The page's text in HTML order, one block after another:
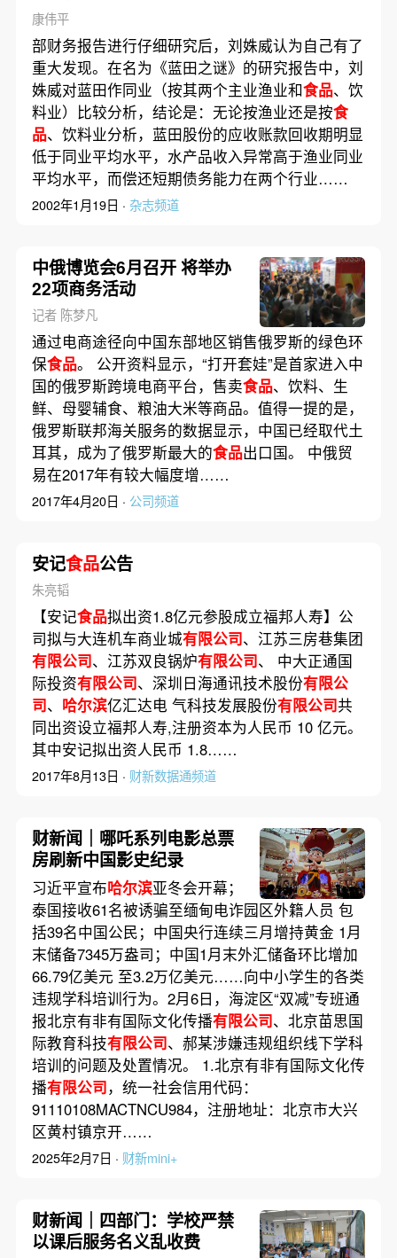
康伟平
部财务报告进行仔细研究后，刘姝威认为自己有了
重大发现。在名为《蓝田之谜》的研究报告中，刘
姝威对蓝田作同业（按其两个主业渔业和食品、饮
料业）比较分析，结论是：无论按渔业还是按食
品、饮料业分析，蓝田股份的应收账款回收期明显
低于同业平均水平，水产品收入异常高于渔业同业
平均水平，而偿还短期债务能力在两个行业……
2002年1月19日 · 杂志频道
中俄博览会6月召开 将举办
22项商务活动
记者 陈梦凡
通过电商途径向中国东部地区销售俄罗斯的绿色环
保食品。 公开资料显示，“打开套娃”是首家进入中
国的俄罗斯跨境电商平台，售卖食品、饮料、生
鲜、母婴辅食、粮油大米等商品。值得一提的是，
俄罗斯联邦海关服务的数据显示，中国已经取代土
耳其，成为了俄罗斯最大的食品出口国。 中俄贸
易在2017年有较大幅度增……
2017年4月20日 · 公司频道
安记食品公告
朱亮韬
【安记食品拟出资1.8亿元参股成立福邦人寿】公
司拟与大连机车商业城有限公司、江苏三房巷集团
有限公司、江苏双良锅炉有限公司、 中大正通国
际投资有限公司、深圳日海通讯技术股份有限公
司、 哈尔滨亿汇达电 气科技发展股份有限公司共
同出资设立福邦人寿,注册资本为人民币 10 亿元。
其中安记拟出资人民币 1.8……
2017年8月13日 · 财新数据通频道
财新闻｜哪吒系列电影总票
房刷新中国影史纪录
习近平宣布哈尔滨亚冬会开幕；
泰国接收61名被诱骗至缅甸电诈园区外籍人员 包
括39名中国公民；中国央行连续三月增持黄金 1月
末储备7345万盎司；中国1月末外汇储备环比增加
66.79亿美元 至3.2万亿美元……向中小学生的各类
违规学科培训行为。2月6日，海淀区“双减”专班通
报北京有非有国际文化传播有限公司、北京苗思国
际教育科技有限公司、郝某涉嫌违规组织线下学科
培训的问题及处置情况。 1.北京有非有国际文化传
播有限公司，统一社会信用代码：
91110108MACTNCU984，注册地址：北京市大兴
区黄村镇京开……
2025年2月7日 · 财新mini+
财新闻｜四部门：学校严禁
以课后服务名义乱收费